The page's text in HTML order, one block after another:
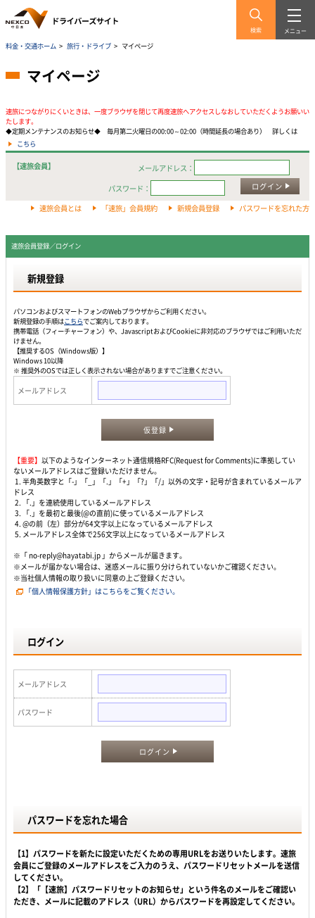
検索 メニュー
料金・交通ホーム > 旅行・ドライブ > マイページ
マイページ
速旅につながりにくいときは、一度ブラウザを閉じて再度速旅へアクセスしなおしていただくようお願いい
たします。
◆定期メンテナンスのお知らせ◆ 毎月第二火曜日の00:00～02:00（時間延長の場合あり） 詳しくは
こちら
【速旅会員】
メールアドレス：
パスワード：
ログイン
速旅会員とは 「速旅」会員規約 新規会員登録 パスワードを忘れた方
速旅会員登録／ログイン
新規登録
パソコンおよびスマートフォンのWebプラウザからご利用ください。
新規登録の手順はこちらでご案内しております。
携帯電話（フィーチャーフォン）や、JavascriptおよびCookieに非対応のブラウザではご利用いただ
けません。
【推奨するOS（Windows版）】
Windows 10以降
※ 推奨外のOSでは正しく表示されない場合がありますでご注意ください。
メールアドレス
仮登録
【重要】 以下のようなインターネット通信規格RFC(Request for Comments)に準拠してい
ないメールアドレスはご登録いただけません。
1. 半角英数字と「-」「_」「.」「+」「?」「/」以外の文字・記号が含まれているメールア
ドレス
2. 「.」を連続使用しているメールアドレス
3. 「.」を最初と最後(@の直前)に使っているメールアドレス
4. @の前（左）部分が64文字以上になっているメールアドレス
5. メールアドレス全体で256文字以上になっているメールアドレス
※「 no-reply@hayatabi.jp 」からメールが届きます。
※メールが届かない場合は、迷惑メールに振り分けられていないかご確認ください。
※当社個人情報の取り扱いに同意の上ご登録ください。
「個人情報保護方針」はこちらをご覧ください。
ログイン
メールアドレス
パスワード
ログイン
パスワードを忘れた場合
【1】パスワードを新たに設定いただくための専用URLをお送りいたします。速旅
会員にご登録のメールアドレスをご入力のうえ、パスワードリセットメールを送信
してください。
【2】「【速旅】パスワードリセットのお知らせ」という件名のメールをご確認い
ただき、メールに記載のアドレス（URL）からパスワードを再設定してください。